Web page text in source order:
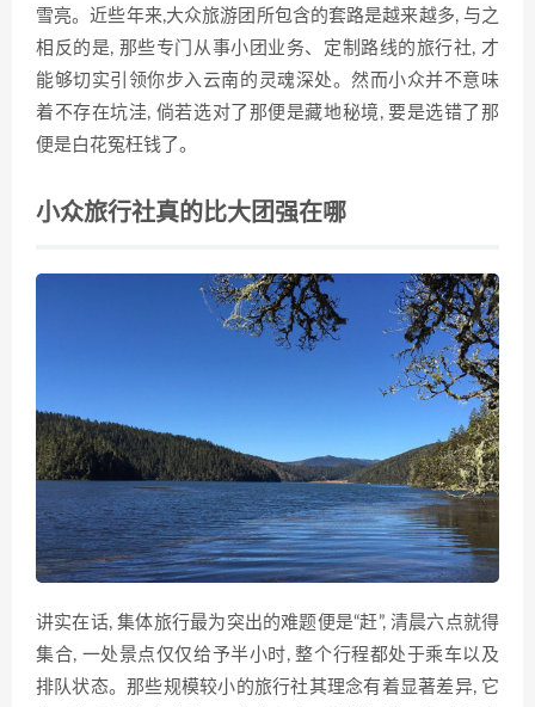
雪亮。近些年来,大众旅游团所包含的套路是越来越多, 与之
相反的是, 那些专门从事小团业务、定制路线的旅行社, 才
能够切实引领你步入云南的灵魂深处。然而小众并不意味
着不存在坑洼, 倘若选对了那便是藏地秘境, 要是选错了那
便是白花冤枉钱了。
小众旅行社真的比大团强在哪
讲实在话, 集体旅行最为突出的难题便是“赶”, 清晨六点就得
集合, 一处景点仅仅给予半小时, 整个行程都处于乘车以及
排队状态。那些规模较小的旅行社其理念有着显著差异, 它